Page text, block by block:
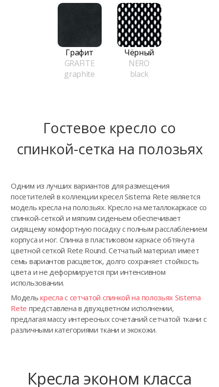
Графит
GRAFITE
graphite
Чёрный
NERO
black
Гостевое кресло со
спинкой-сетка на полозьях
Одним из лучших вариантов для размещения
посетителей в коллекции кресел Sistema Rete является
модель кресла на полозьях. Кресло на металлокаркасе со
спинкой-сеткой и мягким сиденьем обеспечивает
сидящему комфортную посадку с полным расслаблением
корпуса и ног. Спинка в пластиковом каркасе обтянута
цветной сеткой Rete Round. Сетчатый материал имеет
семь вариантов расцветок, долго сохраняет стойкость
цвета и не деформируется при интенсивном
использовании.
Моделькресла с сетчатой спинкой на полозьях Sistema
Rete представлена в двухцветном исполнении,
предлагая массу интересных сочетаний сетчатой ткани с
различными категориями ткани и экокожи.
Кресла эконом класса